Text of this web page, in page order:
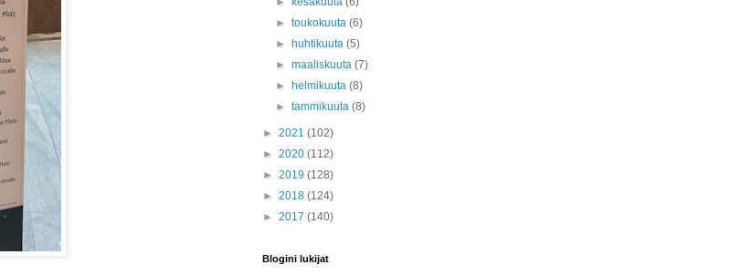
►toukokuuta(6)
►
huhtikuuta(5)
►maaliskuuta(7)
►
helmikuuta(8)
►tammikuuta(8)
► 2021 (102)
► 2020 (112)
► 2019 (128)
► 2018 (124)
► 2017 (140)
Blogini lukijat